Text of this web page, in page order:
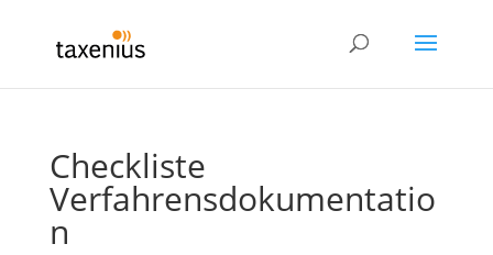
Checkliste
Verfahrensdokumentatio
n